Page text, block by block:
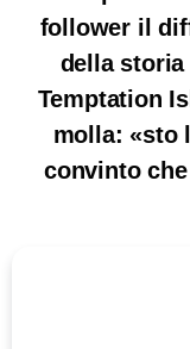
follower il
della storia
Temptation
molla: «sto
convinto